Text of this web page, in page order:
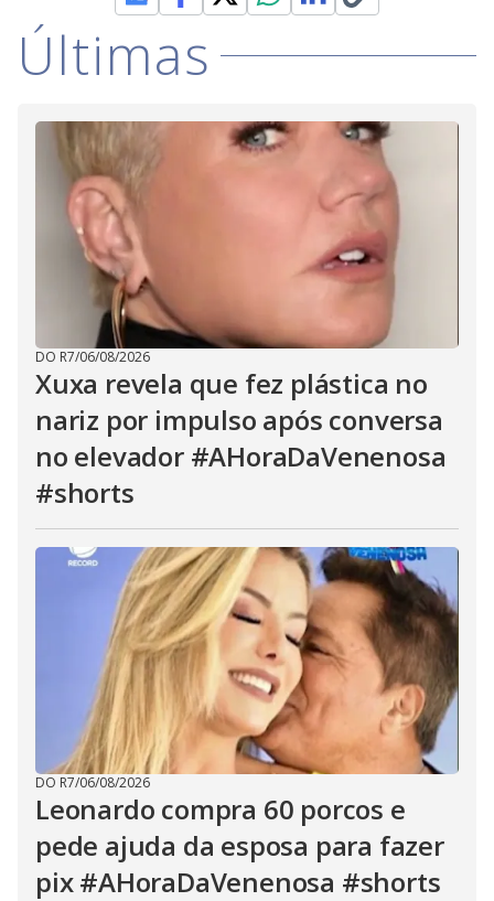
Últimas
DO R7/06/08/2026
Xuxa revela que fez plástica no
nariz por impulso após conversa
no elevador #AHoraDaVenenosa
#shorts
DO R7/06/08/2026
Leonardo compra 60 porcos e
pede ajuda da esposa para fazer
pix #AHoraDaVenenosa #shorts